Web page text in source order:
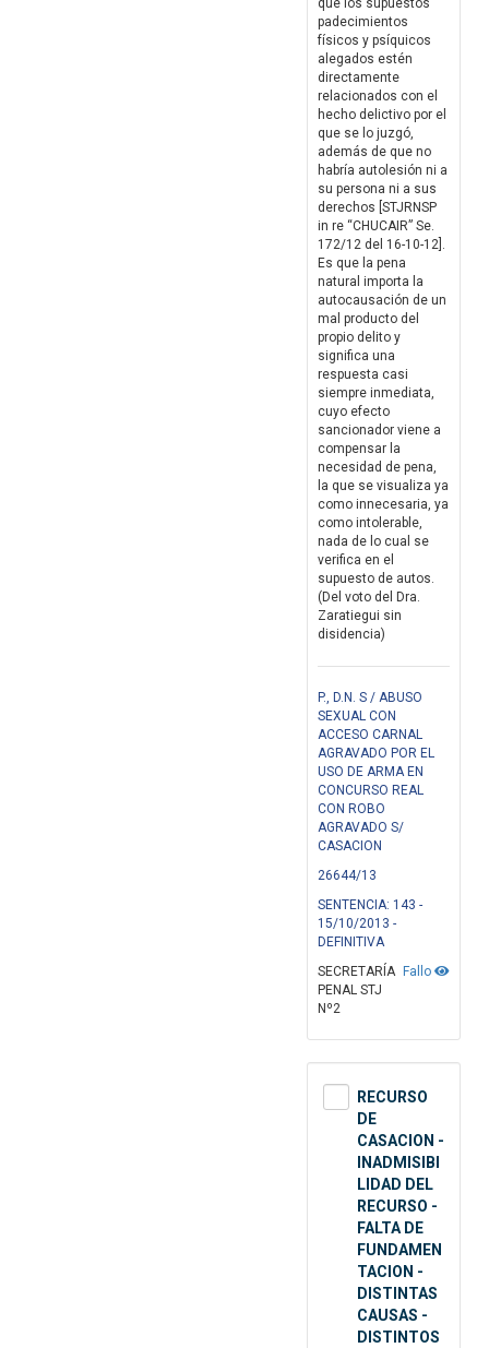
que los supuestos
padecimientos
físicos y psíquicos
alegados estén
directamente
relacionados con el
hecho delictivo por el
que se lo juzgó,
además de que no
habría autolesión ni a
su persona ni a sus
derechos [STJRNSP
in re “CHUCAIR” Se.
172/12 del 16-10-12].
Es que la pena
natural importa la
autocausación de un
mal producto del
propio delito y
significa una
respuesta casi
siempre inmediata,
cuyo efecto
sancionador viene a
compensar la
necesidad de pena,
la que se visualiza ya
como innecesaria, ya
como intolerable,
nada de lo cual se
verifica en el
supuesto de autos.
(Del voto del Dra.
Zaratiegui sin
disidencia)
P., D.N. S / ABUSO
SEXUAL CON
ACCESO CARNAL
AGRAVADO POR EL
USO DE ARMA EN
CONCURSO REAL
CON ROBO
AGRAVADO S/
CASACION
26644/13
SENTENCIA: 143 -
15/10/2013 -
DEFINITIVA
Fallo
SECRETARÍA
PENAL STJ
Nº2
RECURSO
DE
CASACION -
INADMISIBI
LIDAD DEL
RECURSO -
FALTA DE
FUNDAMEN
TACION -
DISTINTAS
CAUSAS -
DISTINTOS